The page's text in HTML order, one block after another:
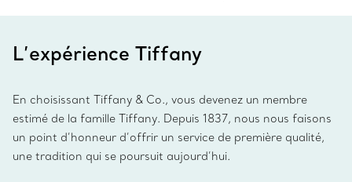
L’expérience Tiffany
En choisissant Tiffany & Co., vous devenez un membre
estimé de la famille Tiffany. Depuis 1837, nous nous faisons
un point d’honneur d’offrir un service de première qualité,
une tradition qui se poursuit aujourd’hui.